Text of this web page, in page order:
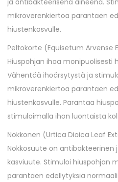
ja antibakteerisena aineena.
mikroverenkiertoa parantaen
hiustenkasvulle.
Peltokorte (Equisetum Arvense
Hiuspohjan ihoa monipuolisesti
Vähentää ihoärsytystä ja
mikroverenkiertoa parantaen
hiustenkasvulle. Parantaa
stimuloimalla ihon luontaista
Nokkonen (Urtica Dioica Leaf
Nokkosuute on
kasviuute. Stimuloi hiuspohjan
parantaen edellytyksiä